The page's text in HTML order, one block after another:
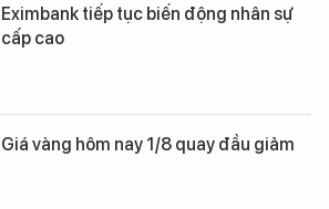
Eximbank tiếp tục biến động nhân sự
cấp cao
Giá vàng hôm nay 1/8 quay đầu giảm